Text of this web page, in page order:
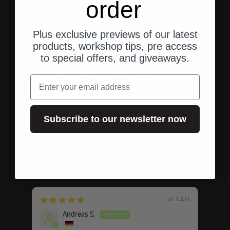
Versand aus den USA
Schneller, direkter Versand an Ihre Adresse.
vor 1 Jahr
Andreas S.
order
Plus exclusive previews of our latest
products, workshop tips, pre access
to special offers, and giveaways.
Email
Subscribe to our newsletter now